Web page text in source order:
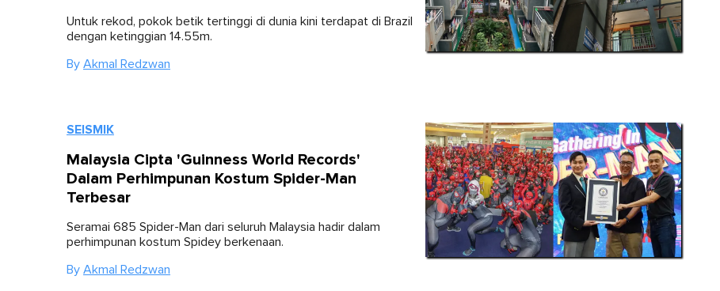
Untuk rekod, pokok betik tertinggi di dunia kini terdapat di Brazil
dengan ketinggian 14.55m.
By Akmal Redzwan
SEISMIK
Malaysia Cipta 'Guinness World Records'
Dalam Perhimpunan Kostum Spider-Man
Terbesar
Seramai 685 Spider-Man dari seluruh Malaysia hadir dalam
perhimpunan kostum Spidey berkenaan.
By Akmal Redzwan